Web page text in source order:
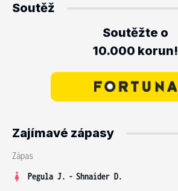
Soutěž
Soutěžte o
10.000 korun!
Zajímavé zápasy
Zápas
Pegula J. - Shnaider D.